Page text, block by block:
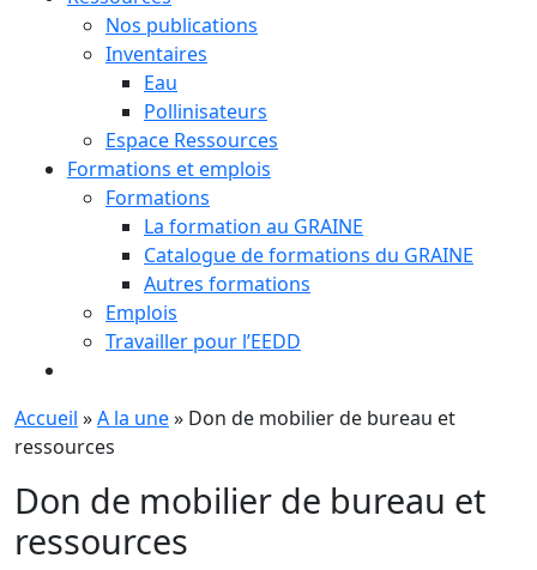
Nos publications
Inventaires
Eau
Pollinisateurs
Espace Ressources
Formations et emplois
Formations
La formation au GRAINE
Catalogue de formations du GRAINE
Autres formations
Emplois
Travailler pour l’EEDD
Accueil »A la une» Don de mobilier de bureau et
ressources
Don de mobilier de bureau et
ressources